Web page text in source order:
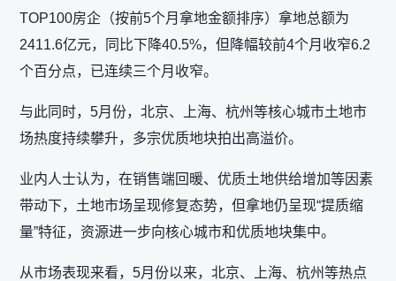
TOP100房企（按前5个月拿地金额排序）拿地总额为
2411.6亿元，同比下降40.5%，但降幅较前4个月收窄6.2
个百分点，已连续三个月收窄。
与此同时，5月份，北京、上海、杭州等核心城市土地市
场热度持续攀升，多宗优质地块拍出高溢价。
业内人士认为，在销售端回暖、优质土地供给增加等因素
带动下，土地市场呈现修复态势，但拿地仍呈现“提质缩
量”特征，资源进一步向核心城市和优质地块集中。
从市场表现来看，5月份以来，北京、上海、杭州等热点